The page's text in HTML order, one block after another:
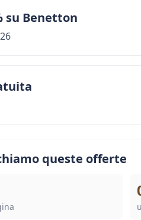
su Benetton
queste offerte